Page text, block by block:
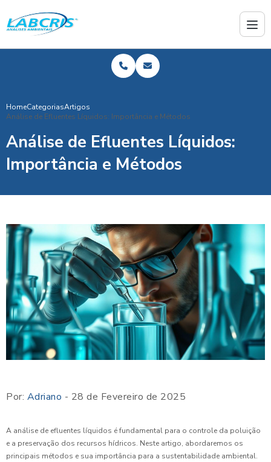
HomeCategoriasArtigos
Análise de Efluentes Líquidos: Importância e Métodos
Análise de Efluentes Líquidos:
Importância e Métodos
Por: Adriano - 28 de Fevereiro de 2025
A análise de efluentes líquidos é fundamental para o controle da poluição
e a preservação dos recursos hídricos. Neste artigo, abordaremos os
principais métodos e sua importância para a sustentabilidade ambiental.